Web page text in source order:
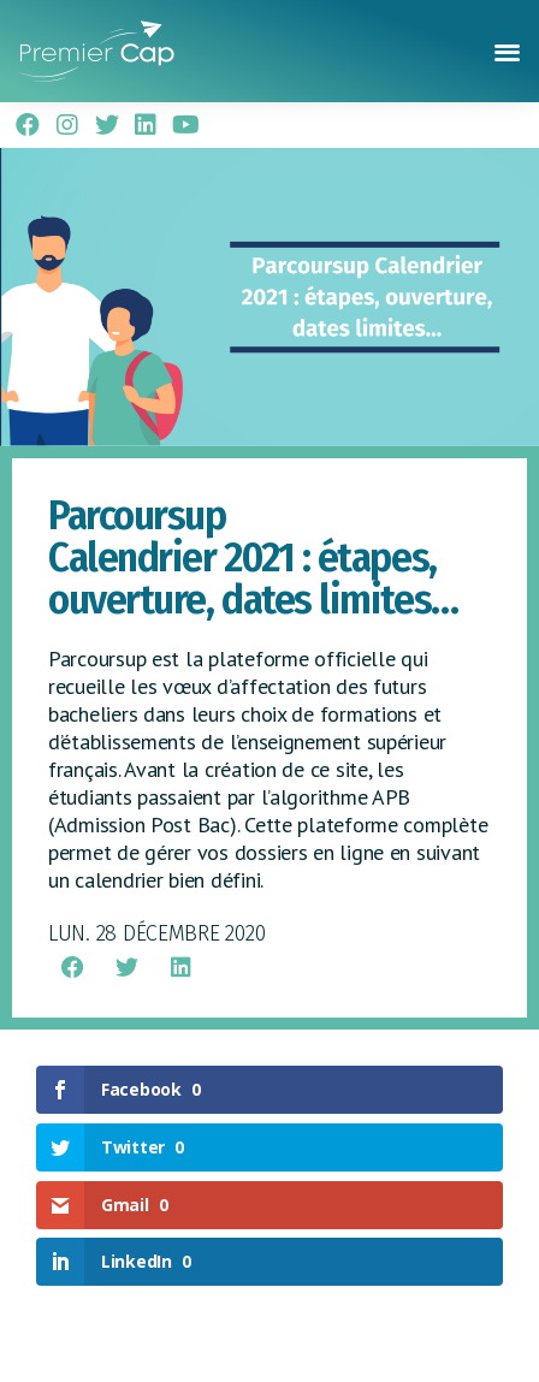
Parcoursup
Calendrier 2021 : étapes,
ouverture, dates limites…
Parcoursup
Calendrier 2021 : étapes,
ouverture, dates limites…
Parcoursup est la plateforme officielle qui
recueille les vœux d’affectation des futurs
bacheliers dans leurs choix de formations et
d’établissements de l’enseignement supérieur
français. Avant la création de ce site, les
étudiants passaient par l’algorithme APB
(Admission Post Bac). Cette plateforme complète
permet de gérer vos dossiers en ligne en suivant
un calendrier bien défini.
LUN. 28 DÉCEMBRE 2020
Facebook 0
Twitter 0
Gmail 0
LinkedIn 0